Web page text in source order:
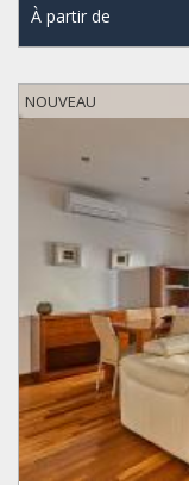
À partir de
NOUVEAU